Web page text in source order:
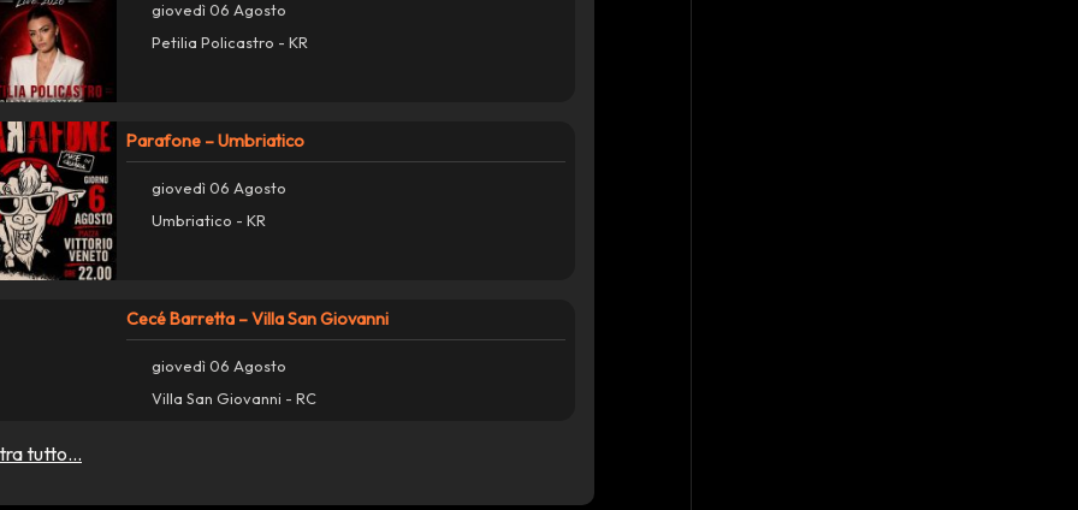
giovedì 06 Agosto
Petilia Policastro - KR
Parafone – Umbriatico
giovedì 06 Agosto
Umbriatico - KR
Cecé Barretta – Villa San Giovanni
giovedì 06 Agosto
Villa San Giovanni - RC
tutto...